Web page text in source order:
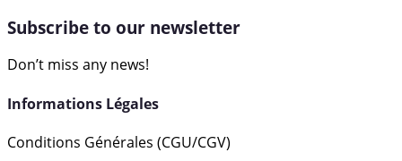
Subscribe to our newsletter
Don’t miss any news!
Informations Légales
Conditions Générales (CGU/CGV)